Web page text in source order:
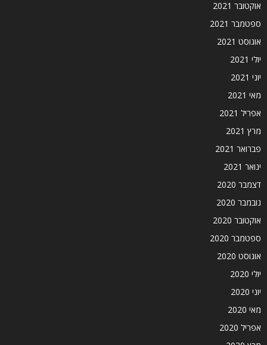
אוקטובר 2021
ספטמבר 2021
אוגוסט 2021
יולי 2021
יוני 2021
מאי 2021
אפריל 2021
מרץ 2021
פברואר 2021
ינואר 2021
דצמבר 2020
נובמבר 2020
אוקטובר 2020
ספטמבר 2020
אוגוסט 2020
יולי 2020
יוני 2020
מאי 2020
אפריל 2020